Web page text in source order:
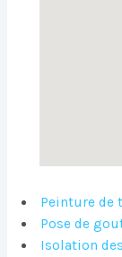
Peinture de
Pose de
Isolation